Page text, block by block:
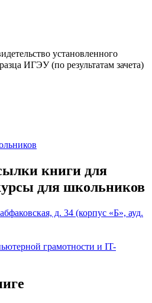
установленного
ИГЭУ (по результатам зачета)
книги для
для школьников
д. 34 (корпус «Б», ауд.
грамотности и IT-